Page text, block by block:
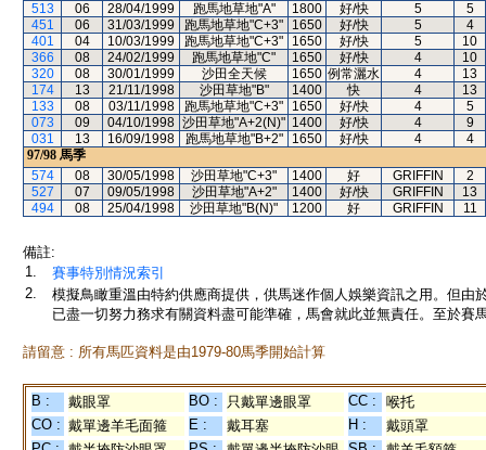
513
06 28/04/1999 跑馬地草地"A" 1800 好/快 5
5
451
06 31/03/1999 跑馬地草地"C+3" 1650 好/快 5
4
401
04 10/03/1999 跑馬地草地"C+3" 1650 好/快 5
10
366
08 24/02/1999 跑馬地草地"C" 1650 好/快 4
10
320
08 30/01/1999 沙田全天候 1650 例常灑水 4
13
174
13 21/11/1998 沙田草地"B" 1400 快 4
13
133
08 03/11/1998 跑馬地草地"C+3" 1650 好/快 4
5
073
09 04/10/1998 沙田草地"A+2(N)" 1400 好/快 4
9
031
13 16/09/1998 跑馬地草地"B+2" 1650 好/快 4
4
97/98 馬季
574
08 30/05/1998 沙田草地"C+3" 1400 好 GRIFFIN
2
527
07 09/05/1998 沙田草地"A+2" 1400 好/快 GRIFFIN
13
494
08 25/04/1998 沙田草地"B(N)" 1200 好 GRIFFIN 11
備註:
1.
賽事特別情況索引
2.
模擬鳥瞰重溫由特約供應商提供，供馬迷作個人娛樂資訊之用。但
已盡一切努力務求有關資料盡可能準確，馬會就此並無責任。至於賽
請留意 : 所有馬匹資料是由1979-80馬季開始計算
B : 戴眼罩 BO : 只戴單邊眼罩 CC :
喉托
CO : 戴單邊羊毛面箍 E : 戴耳塞 H :
戴頭罩